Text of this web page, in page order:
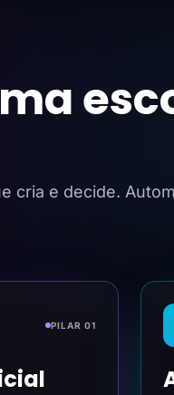
cria e decide.
PILAR 01